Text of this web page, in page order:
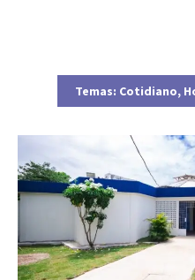
Temas: Cotidiano,